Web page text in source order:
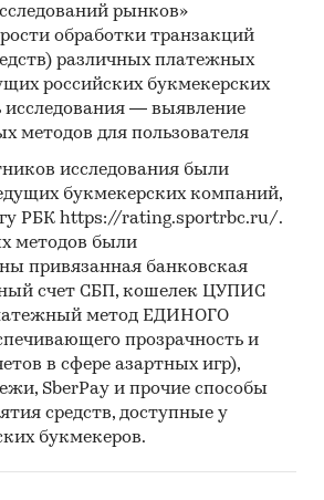
по выручке от
дом Проф-Пресс,
Пони, Полиграф Принт,
Унтипласт-Ростов, Эмика
продукцию
Издательский дом Проф-
полиграфический
холдинг-полиграфия и
Полиграф Принт,
бумажная мануфактура,
Хатбер-М, Эксмо и др.
рынков»
обработки транзакций
различных платежных
российских букмекерских
исследования — выявление
методов для пользователя
исследования были
букмекерских компаний,
РБК https://rating.sportrbc.ru/.
методов были
привязанная банковская
счет СБП, кошелек ЦУПИС
метод ЕДИНОГО
прозрачность и
в сфере азартных игр),
SberPay и прочие способы
средств, доступные у
букмекеров.